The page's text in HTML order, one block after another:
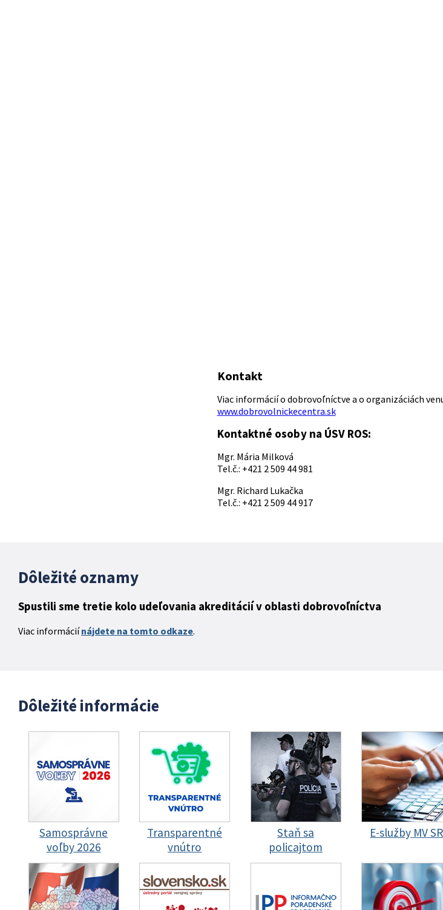
Kontakt
Viac informácií o dobrovoľníctve a o organizáciách
www.dobrovolnickecentra.sk
Kontaktné osoby na ÚSV ROS:
Mgr. Mária Milková
Tel.č.: +421 2 509 44 981
Mgr. Richard Lukačka
Tel.č.: +421 2 509 44 917
Dôležité oznamy
Spustili sme tretie kolo udeľovania akreditácií v oblasti dobrovoľníctva
Viac informáciínájdete na tomto odkaze.
Dôležité informácie
Samosprávne
voľby 2026
Transparentné
vnútro
Staň sa
policajtom
E-služby MV SR